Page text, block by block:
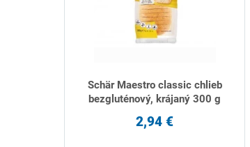
Schär Maestro classic chlieb
bezgluténový, krájaný 300 g
2,94 €